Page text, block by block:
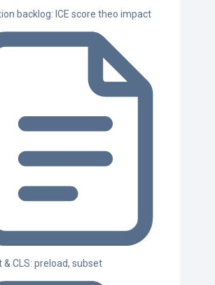
backlog: ICE score theo impact
CLS: preload, subset